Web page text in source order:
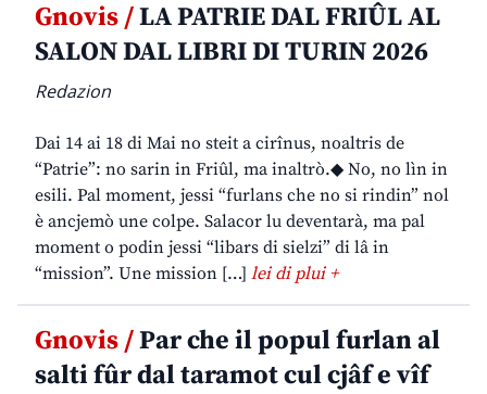
Gnovis /LA PATRIE DAL FRIÛL AL
SALON DAL LIBRI DI TURIN 2026
Redazion
Dai 14 ai 18 di Mai no steit a cirînus, noaltris de
“Patrie”: no sarin in Friûl, ma inaltrò.◆ No, no lìn in
esili. Pal moment, jessi “furlans che no si rindin” nol
è ancjemò une colpe. Salacor lu deventarà, ma pal
moment o podin jessi “libars di sielzi” di lâ in
“mission”. Une mission […] lei di plui +
Gnovis /Par che il popul furlan al
salti fûr dal taramot cul cjâf e vîf